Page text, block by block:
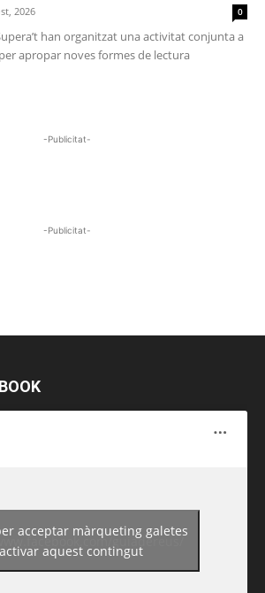
2026 0
han organitzat una activitat conjunta a
per apropar noves formes de lectura
-Publicitat-
-Publicitat-
guiadereus/
acceptar màrqueting galetes
aquest contingut